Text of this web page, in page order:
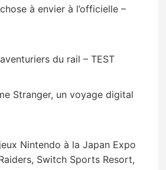
à envier à l’officielle –
du rail – TEST
Stranger, un voyage digital
Nintendo à la Japan Expo
Switch Sports Resort,